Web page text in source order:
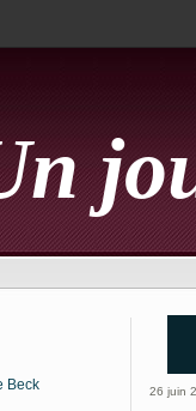
Beck 26 juin